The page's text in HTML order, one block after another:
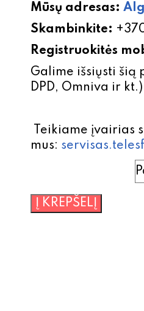
Mūsų adresas:
Skambinkite:
Registruokitės
Galime išsiųsti šią
DPD, Omniva ir
Teikiame įvairias
mus:
produkto
kiekis:
Į KREPŠELĮ